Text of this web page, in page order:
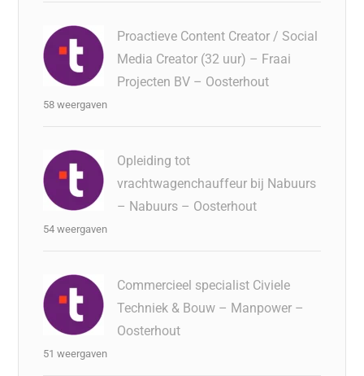
Proactieve Content Creator / Social
Media Creator (32 uur) – Fraai
Projecten BV – Oosterhout
58 weergaven
Opleiding tot
vrachtwagenchauffeur bij Nabuurs
– Nabuurs – Oosterhout
54 weergaven
Commercieel specialist Civiele
Techniek & Bouw – Manpower –
Oosterhout
51 weergaven